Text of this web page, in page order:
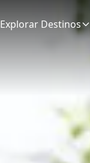
Explorar Destinos